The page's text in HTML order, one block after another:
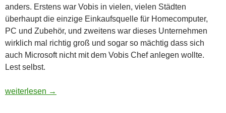
anders. Erstens war Vobis in vielen, vielen Städten
überhaupt die einzige Einkaufsquelle für Homecomputer,
PC und Zubehör, und zweitens war dieses Unternehmen
wirklich mal richtig groß und sogar so mächtig dass sich
auch Microsoft nicht mit dem Vobis Chef anlegen wollte.
Lest selbst.
Fast vergessen (9): Was wurde eigentlich aus VOBIS?
weiterlesen →